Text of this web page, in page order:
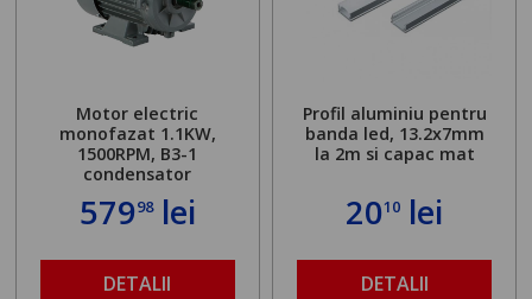
Motor electric
monofazat 1.1KW,
1500RPM, B3-1
condensator
57998lei
DETALII
Profil aluminiu pentru
banda led, 13.2x7mm
la 2m si capac mat
2010 lei
DETALII